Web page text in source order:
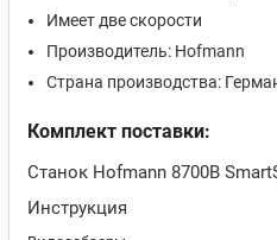
Имеет две скорости
Производитель: Hofmann
Страна производства:
Комплект поставки:
Станок Hofmann 8700B
Инструкция